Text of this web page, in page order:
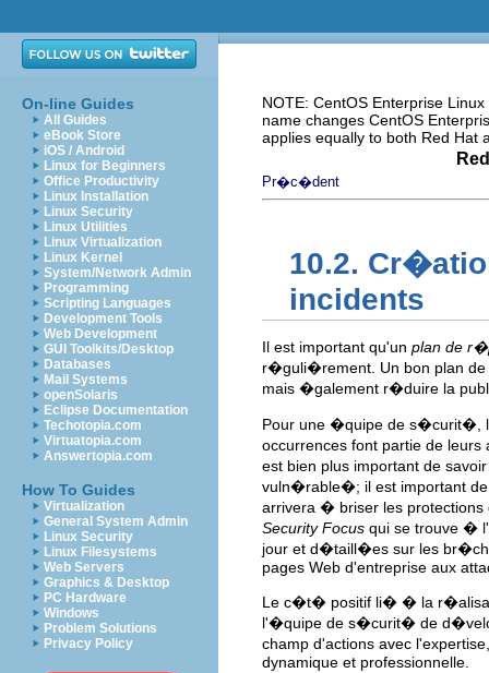
On-line Guides
All Guides
eBook Store
iOS / Android
Linux for Beginners
Office Productivity
Linux Installation
Linux Security
Linux Utilities
Linux Virtualization
Linux Kernel
System/Network Admin
Programming
Scripting Languages
Development Tools
Web Development
GUI Toolkits/Desktop
Databases
Mail Systems
openSolaris
Eclipse Documentation
Techotopia.com
Virtuatopia.com
Answertopia.com
How To Guides
Virtualization
General System Admin
Linux Security
Linux Filesystems
Web Servers
Graphics & Desktop
PC Hardware
Windows
Problem Solutions
Privacy Policy
NOTE: CentOS Enterprise
name changes CentOS
applies equally to both Red Hat
Pr�c�dent
10.2.
incidents
Il est important qu'un plan de
r�guli�rement. Un bon plan
mais �galement r�duire la
Pour une �quipe de s�curit�,
occurrences font partie de
est bien plus important de
vuln�rable�; il est important de
arrivera � briser les
Security Focus qui se trouve �
jour et d�taill�es sur les
pages Web d'entreprise aux
Le c�t� positif li� � la
l'�quipe de s�curit� de
champ d'actions avec
dynamique et professionnelle.